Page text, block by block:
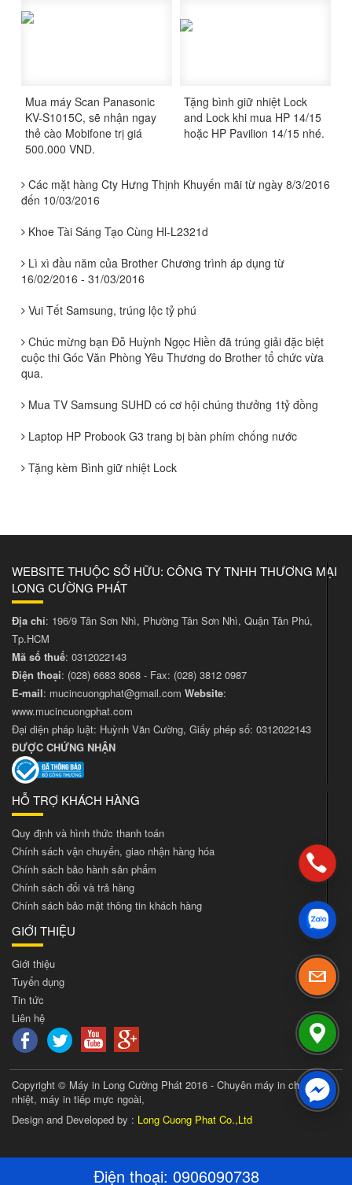
Điện thoại: 0906090738
Mua máy Scan Panasonic
KV-S1015C, sẽ nhận ngay
thẻ cào Mobifone trị giá
500.000 VND.
Tặng bình giữ nhiệt Lock
and Lock khi mua HP 14/15
hoặc HP Pavilion 14/15 nhé.
Các mặt hàng Cty Hưng Thịnh Khuyến mãi từ ngày 8/3/2016
đến 10/03/2016
Khoe Tài Sáng Tạo Cùng Hl-L2321d
Lì xì đầu năm của Brother Chương trình áp dụng từ
16/02/2016 - 31/03/2016
Vui Tết Samsung, trúng lộc tỷ phú
Chúc mừng bạn Đỗ Huỳnh Ngọc Hiền đã trúng giải đặc biệt
cuộc thi Góc Văn Phòng Yêu Thương do Brother tổ chức vừa
qua.
Mua TV Samsung SUHD có cơ hội chúng thưởng 1tỷ đồng
Laptop HP Probook G3 trang bị bàn phím chống nước
Tặng kèm Bình giữ nhiệt Lock
WEBSITE THUỘC SỞ HỮU: CÔNG TY TNHH THƯƠNG MẠI
LONG CƯỜNG PHÁT
Địa chỉ: 196/9 Tân Sơn Nhì, Phường Tân Sơn Nhì, Quận Tân Phú,
Tp.HCM
Mã số thuế: 0312022143
Điện thoại: (028) 6683 8068 - Fax: (028) 3812 0987
E-mail: mucincuongphat@gmail.com Website:
www.mucincuongphat.com
Đại diện pháp luật: Huỳnh Văn Cường, Giấy phép số: 0312022143
ĐƯỢC CHỨNG NHẬN
HỖ TRỢ KHÁCH HÀNG
Quy định và hình thức thanh toán
Chính sách vận chuyển, giao nhận hàng hóa
Chính sách bảo hành sản phẩm
Chính sách đổi và trả hàng
Chính sách bảo mật thông tin khách hàng
GIỚI THIỆU
Giới thiệu
Tuyển dụng
Tin tức
Liên hệ
Copyright © Máy in Long Cường Phát 2016 - Chuyên máy in chuyển
nhiệt, máy in tiếp mực ngoài,
Design and Developed by : Long Cuong Phat Co.,Ltd